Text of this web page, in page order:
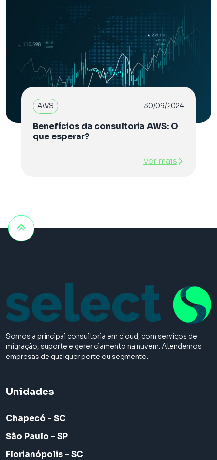
AWS 30/09/2024
Benefícios da consultoria AWS: O
que esperar?
Ver mais
Somos a principal consultoria em cloud, com serviços de
migração, suporte e gerenciamento na nuvem. Atendemos
empresas de qualquer porte ou segmento.
Unidades
Chapecó - SC
São Paulo - SP
Florianópolis - SC